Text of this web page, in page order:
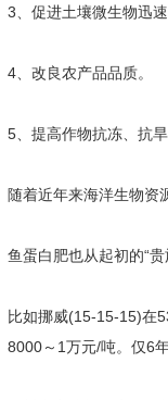
3、促进土壤微生物迅
4、改良农产品品质。
5、提高作物抗冻、抗
随着近年来海洋生物资
鱼蛋白肥也从起初的“
比如挪威(15-15-15)在
8000～1万元/吨。仅6